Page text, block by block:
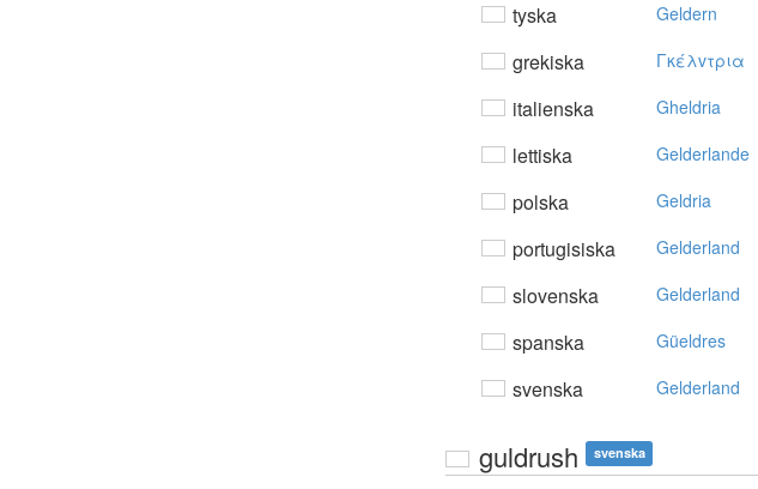
tyska Geldern
grekiska Γκέλvτρια
italienska Gheldria
lettiska Gelderlande
polska Geldria
portugisiska Gelderland
slovenska Gelderland
spanska Güeldres
svenska Gelderland
guldrush svenska